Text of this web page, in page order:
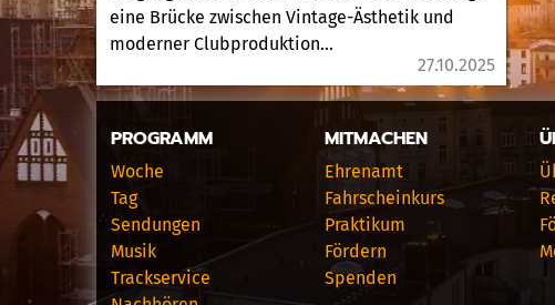
eine Brücke zwischen Vintage-Ästhetik und
moderner Clubproduktion...
27.10.2025
PROGRAMM
Woche
Tag
Sendungen
Musik
Trackservice
MITMACHEN
Ehrenamt
Fahrscheinkurs
Praktikum
Fördern
Spenden